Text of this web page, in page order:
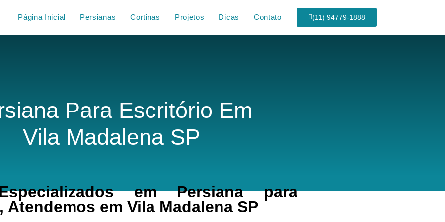
Página Inicial Persianas Cortinas Projetos Dicas Contato (11) 94779-1888
Para Escritório Em
Vila Madalena SP
em Persiana para
Atendemos em Vila Madalena SP